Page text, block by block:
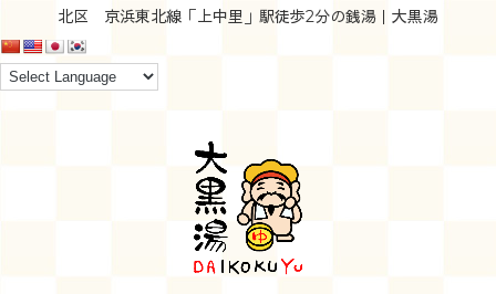
北区 京浜東北線「上中里」駅徒歩2分の銭湯｜大黒湯